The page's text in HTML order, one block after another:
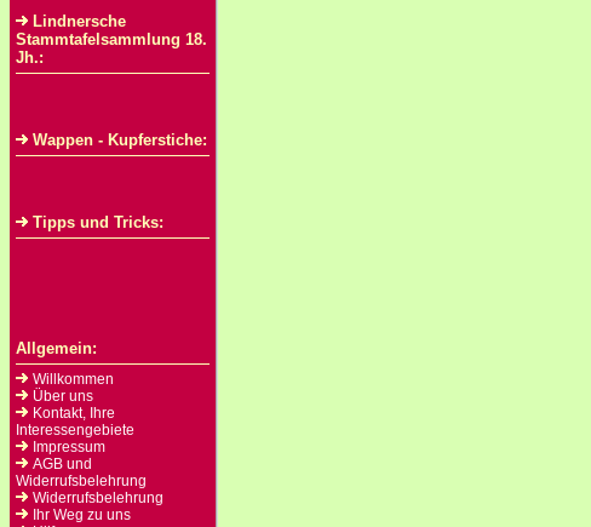
Lindnersche
Stammtafelsammlung 18.
Jh.:
Wappen - Kupferstiche:
Tipps und Tricks:
Allgemein:
Willkommen
Über uns
Kontakt, Ihre
Interessengebiete
Impressum
AGB und
Widerrufsbelehrung
Widerrufsbelehrung
Ihr Weg zu uns